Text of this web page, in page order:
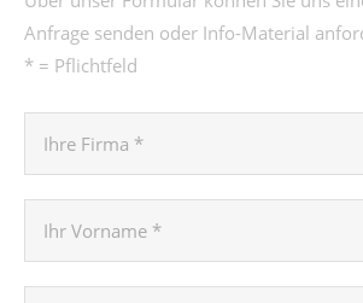
Anfrage senden oder Info-Material
* = Pflichtfeld